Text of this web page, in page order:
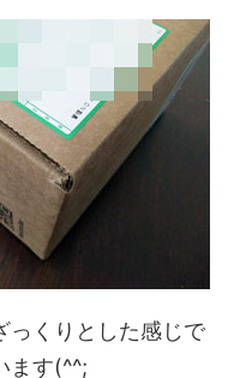
っくりとした感じで
ます(^^;